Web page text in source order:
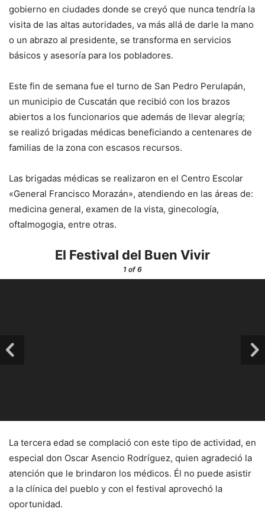
gobierno en ciudades donde se creyó que nunca tendría la
visita de las altas autoridades, va más allá de darle la mano
o un abrazo al presidente, se transforma en servicios
básicos y asesoría para los pobladores.
Este fin de semana fue el turno de San Pedro Perulapán,
un municipio de Cuscatán que recibió con los brazos
abiertos a los funcionarios que además de llevar alegría;
se realizó brigadas médicas beneficiando a centenares de
familias de la zona con escasos recursos.
Las brigadas médicas se realizaron en el Centro Escolar
«General Francisco Morazán», atendiendo en las áreas de:
medicina general, examen de la vista, ginecología,
oftalmogogia, entre otras.
El Festival del Buen Vivir
1 of 6
La tercera edad se complació con este tipo de actividad, en
especial don Oscar Asencio Rodríguez, quien agradeció la
atención que le brindaron los médicos. Él no puede asistir
a la clínica del pueblo y con el festival aprovechó la
oportunidad.